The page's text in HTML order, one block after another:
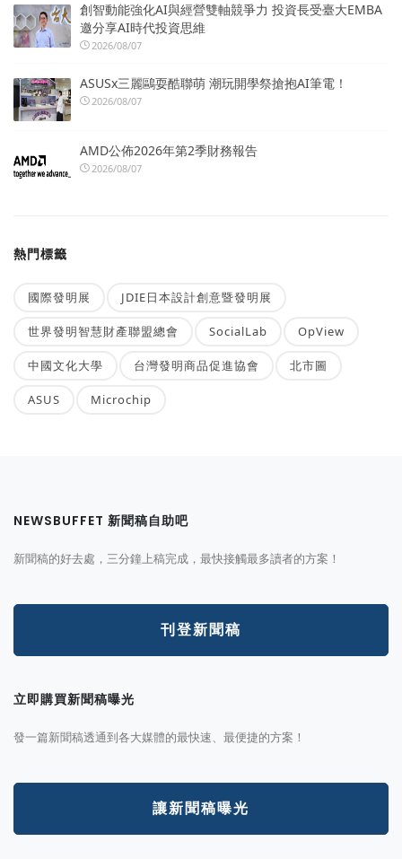
創智動能強化AI與經營雙軸競爭力 投資長受臺大EMBA
邀分享AI時代投資思維
2026/08/07
ASUSx三麗鷗耍酷聯萌 潮玩開學祭搶抱AI筆電！
2026/08/07
AMD公佈2026年第2季財務報告
2026/08/07
熱門標籤
國際發明展 JDIE日本設計創意暨發明展
世界發明智慧財產聯盟總會 SocialLab OpView
中國文化大學 台灣發明商品促進協會 北市圖
ASUS Microchip
NEWSBUFFET 新聞稿自助吧
新聞稿的好去處，三分鐘上稿完成，最快接觸最多讀者的方案！
刊登新聞稿
立即購買新聞稿曝光
發一篇新聞稿透通到各大媒體的最快速、最便捷的方案！
讓新聞稿曝光